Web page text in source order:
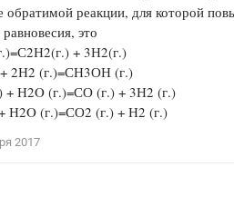
обратимой реакции, для которой
это
+ 3Н2(г.)
2Н2 (г.)=СН3ОН (г.)
+ Н2O (г.)=СО (г.) + 3Н2 (г.)
Н2O (г.)=СО2 (г.) + Н2 (г.)
2017